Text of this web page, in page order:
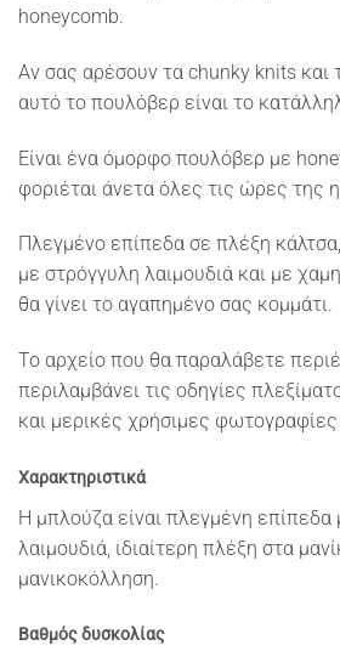
honeycomb.
Αν σας αρέσουν τα chunky knits και
αυτό το πουλόβερ είναι το
Είναι ένα όμορφο πουλόβερ με
φοριέται άνετα όλες τις ώρες της
Πλεγμένο επίπεδα σε πλέξη κάλτσα,
με στρόγγυλη λαιμουδιά και με
θα γίνει το αγαπημένο σας κομμάτι.
Το αρχείο που θα παραλάβετε
περιλαμβάνει τις οδηγίες
και μερικές χρήσιμες
Χαρακτηριστικά
Η μπλούζα είναι πλεγμένη επίπεδα
λαιμουδιά, ιδιαίτερη πλέξη στα
μανικοκόλληση.
Βαθμός δυσκολίας